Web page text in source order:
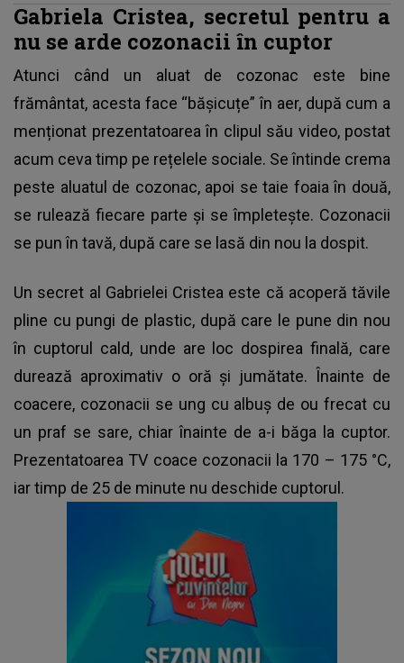
Gabriela Cristea, secretul pentru a
nu se arde cozonacii în cuptor
Atunci când un aluat de cozonac este bine
frământat, acesta face “bășicuțe” în aer, după cum a
menționat prezentatoarea în clipul său video, postat
acum ceva timp pe rețelele sociale. Se întinde crema
peste aluatul de cozonac, apoi se taie foaia în două,
se rulează fiecare parte și se împletește. Cozonacii
se pun în tavă, după care se lasă din nou la dospit.
Un secret al Gabrielei Cristea este că acoperă tăvile
pline cu pungi de plastic, după care le pune din nou
în cuptorul cald, unde are loc dospirea finală, care
durează aproximativ o oră și jumătate. Înainte de
coacere, cozonacii se ung cu albuș de ou frecat cu
un praf se sare, chiar înainte de a-i băga la cuptor.
Prezentatoarea TV coace cozonacii la 170 – 175 °C,
iar timp de 25 de minute nu deschide cuptorul.